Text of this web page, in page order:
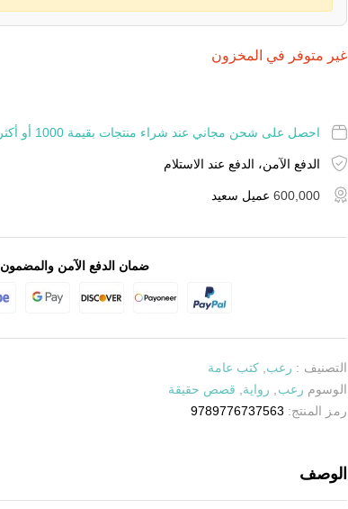
غير متوفر في المخزون
احصل على شحن مجاني عند شراء منتجات بقيمة 1000 أو أكثر!
الدفع الآمن، الدفع عند الاستلام
600,000 عميل سعيد
ضمان الدفع الآمن والمضمون
التصنيف : رعب ,كتب عامة
الوسوم رعب رواية
قصص حقيقة
رمز المنتج: 9789776737563
الوصف